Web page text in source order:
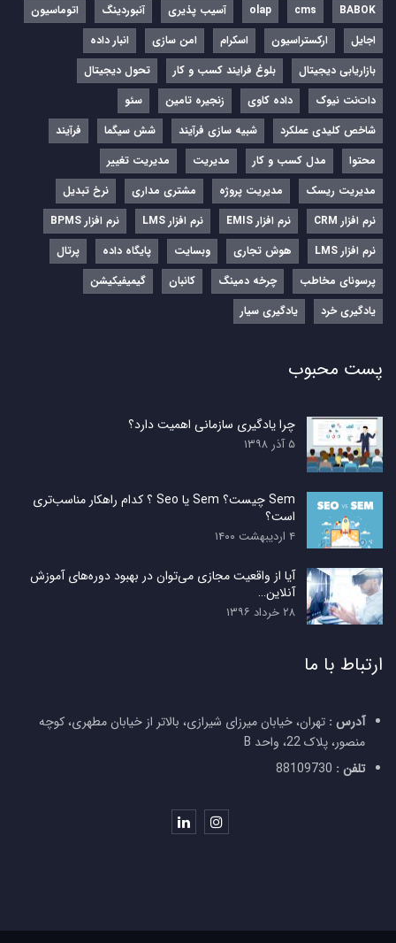
BABOK
cms
olap آسیب پذیری آنبوردینگ
اتوماسیون
اجایل
ارکستراسیون اسکرام امن سازی
انبار داده
بازاریابی دیجیتال
بلوغ فرایند کسب و کار
تحول دیجیتال
دات‌نت نیوک
داده کاوی زنجیره تامین
سئو
شاخص کلیدی عملکرد
شبیه سازی فرآیند شش سیگما
فرآیند
محتوا
مدل کسب و کار مدیریت
مدیریت تغییر
مدیریت ریسک
مدیریت پروژه مشتری مداری
نرخ تبدیل
نرم‌ افزار CRM
نرم‌ افزار EMIS نرم‌ افزار LMS
نرم افزار BPMS
نرم افزار LMS
هوش تجاری وبسایت پایگاه داده
پرتال
پرسونای مخاطب
چرخه دمینگ کانبان
گیمیفیکیشن
یادگیری خرد
یادگیری سیار
پست محبوب
چرا یادگیری سازمانی اهمیت دارد؟
۵ آذر ۱۳۹۸
Sem چیست؟ Sem یا Seo ؟ کدام راهکار مناسب‌تری
است؟
۴ اردیبهشت ۱۴۰۰
آیا از واقعیت مجازی می‌توان در بهبود دوره‌های آموزش
آنلاین…
۲۸ خرداد ۱۳۹۶
ارتباط با ما
آدرس : تهران، خیابان میرزای شیرازی، بالاتر از خیابان مطهری، کوچه
منصور، پلاک 22، واحد B
تلفن :